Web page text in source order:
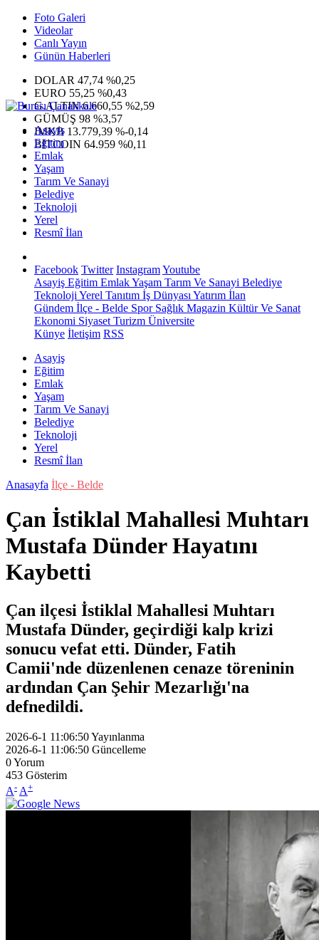
Foto Galeri
Videolar
Canlı Yayın
Günün Haberleri
DOLAR 47,74 %0,25
EURO 55,25 %0,43
G.ALTIN6.660,55 %2,59
GÜMÜŞ 98 %3,57
IMKB 13.779,39 %-0,14
BITCOIN 64.959 %0,11
Asayiş
Eğitim
Emlak
Yaşam
Tarım Ve Sanayi
Belediye
Teknoloji
Yerel
Resmî İlan
Facebook Twitter InstagramYoutube
Asayiş Eğitim EmlakYaşam Tarım Ve Sanayi Belediye
Teknoloji Yerel Tanıtım İş Dünyası Yatırım İlan
Gündem İlçe - Belde SporSağlık Magazin Kültür Ve Sanat
Ekonomi Siyaset Turizm Üniversite
Künye İletişim RSS
Asayiş
Eğitim
Emlak
Yaşam
Tarım Ve Sanayi
Belediye
Teknoloji
Yerel
Resmî İlan
Anasayfa İlçe - Belde
Çan İstiklal Mahallesi Muhtarı
Mustafa Dünder Hayatını
Kaybetti
Çan ilçesi İstiklal Mahallesi Muhtarı
Mustafa Dünder, geçirdiği kalp krizi
sonucu vefat etti. Dünder, Fatih
Camii'nde düzenlenen cenaze töreninin
ardından Çan Şehir Mezarlığı'na
defnedildi.
2026-6-1 11:06:50Yayınlanma
2026-6-1 11:06:50 Güncelleme
0Yorum
453 Gösterim
A- A+